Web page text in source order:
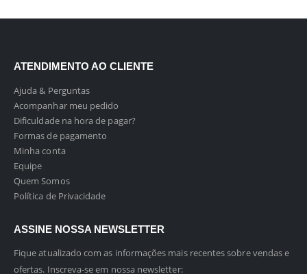
ATENDIMENTO AO CLIENTE
Ajuda & Perguntas
Acompanhar meu pedido
Dificuldade na hora de pagar?
Formas de pagamento
Minha conta
Equipe
Quem Somos
Política de Privacidade
ASSINE NOSSA NEWSLETTER
Fique atualizado com as informações mais recentes sobre vendas e
ofertas. Inscreva-se em nossa newsletter: